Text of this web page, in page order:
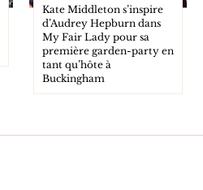
Kate Middleton s’inspire
d’Audrey Hepburn dans
My Fair Lady pour sa
première garden-party en
tant qu’hôte à
Buckingham